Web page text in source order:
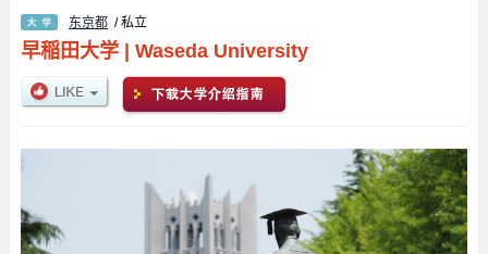
东京都 / 私立
早稲田大学| Waseda University